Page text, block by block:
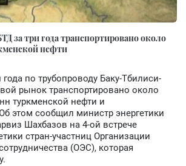
за три года транспортировано около
нефти
по трубопроводу Баку-Тбилиси-
рынок транспортировано около
туркменской нефти и
этом сообщил министр энергетики
Шахбазов на 4-ой встрече
стран-участниц Организации
(ОЭС), которая